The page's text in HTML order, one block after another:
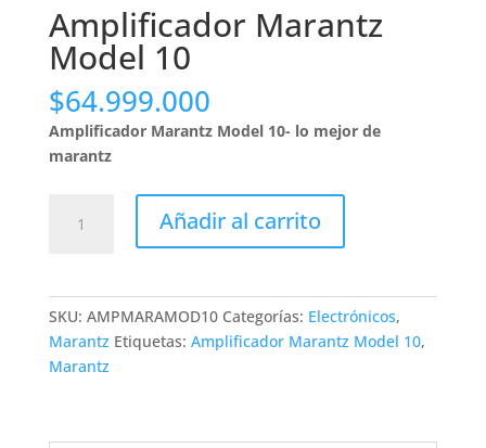
Amplificador Marantz
Model 10
$64.999.000
Amplificador Marantz Model 10- lo mejor de
marantz
Marantz
Añadir al carrito
SKU: AMPMARAMOD10 Categorías: Electrónicos,
Marantz Etiquetas: Amplificador Marantz Model 10,
Marantz